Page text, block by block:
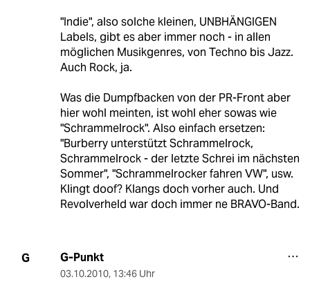
"Indie", also solche kleinen, UNBHÄNGIGEN
Labels, gibt es aber immer noch - in allen
möglichen Musikgenres, von Techno bis Jazz.
Auch Rock, ja.
Was die Dumpfbacken von der PR-Front aber
hier wohl meinten, ist wohl eher sowas wie
"Schrammelrock". Also einfach ersetzen:
"Burberry unterstützt Schrammelrock,
Schrammelrock - der letzte Schrei im nächsten
Sommer", "Schrammelrocker fahren VW", usw.
Klingt doof? Klangs doch vorher auch. Und
Revolverheld war doch immer ne BRAVO-Band.
G G-Punkt
03.10.2010, 13:46 Uhr